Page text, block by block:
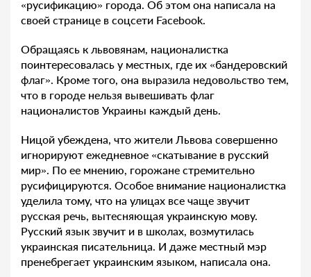
«русификацию» города. Об этом она написала на
своей странице в соцсети Facebook.
Обращаясь к львовянам, националистка
поинтересовалась у местных, где их «бандеровский
флаг». Кроме того, она выразила недовольство тем,
что в городе нельзя вывешивать флаг
националистов Украины каждый день.
Ницой убеждена, что жители Львова совершенно
игнорируют ежедневное «скатывание в русский
мир». По ее мнению, горожане стремительно
русифицируются. Особое внимание националистка
уделила тому, что на улицах все чаще звучит
русская речь, вытесняющая украинскую мову.
Русский язык звучит и в школах, возмутилась
украинская писательница. И даже местный мэр
пренебрегает украинским языком, написала она.